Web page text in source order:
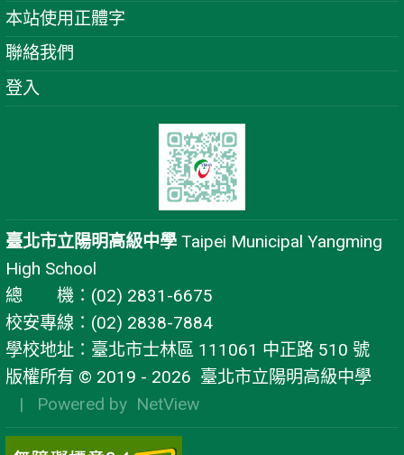
本站使用正體字
聯絡我們
登入
臺北市立陽明高級中學 Taipei Municipal Yangming
High School
總 機：(02) 2831-6675
校安專線：(02) 2838-7884
學校地址：臺北市士林區 111061 中正路 510 號
版權所有 © 2019 - 2026 臺北市立陽明高級中學
| Powered by NetView